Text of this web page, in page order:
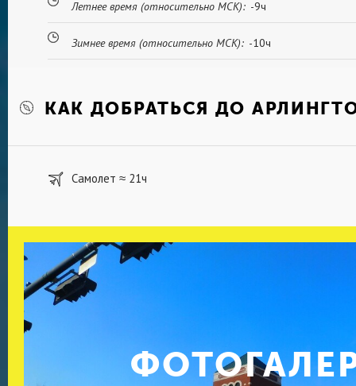
Летнее время (относительно МСК): -9ч
Зимнее время (относительно МСК): -10ч
КАК ДОБРАТЬСЯ ДО
Самолет ≈ 21ч